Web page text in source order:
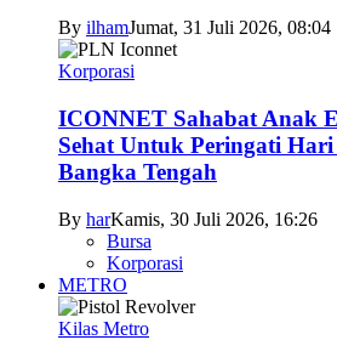
By ilhamJumat, 31 Juli 2026, 08:04
Korporasi
ICONNET Sahabat Anak
Sehat Untuk Peringati
Bangka Tengah
By harKamis, 30 Juli 2026, 16:26
Bursa
Korporasi
METRO
Kilas Metro